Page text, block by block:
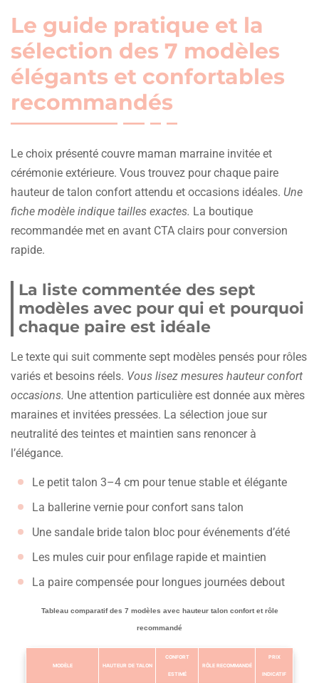
Le guide pratique et la
sélection des 7 modèles
élégants et confortables
recommandés
Le choix présenté couvre maman marraine invitée et
cérémonie extérieure. Vous trouvez pour chaque paire
hauteur de talon confort attendu et occasions idéales. Une
fiche modèle indique tailles exactes. La boutique
recommandée met en avant CTA clairs pour conversion
rapide.
La liste commentée des sept
modèles avec pour qui et pourquoi
chaque paire est idéale
Le texte qui suit commente sept modèles pensés pour rôles
variés et besoins réels. Vous lisez mesures hauteur confort
occasions. Une attention particulière est donnée aux mères
maraines et invitées pressées. La sélection joue sur
neutralité des teintes et maintien sans renoncer à
l’élégance.
Le petit talon 3–4 cm pour tenue stable et élégante
La ballerine vernie pour confort sans talon
Une sandale bride talon bloc pour événements d’été
Les mules cuir pour enfilage rapide et maintien
La paire compensée pour longues journées debout
Tableau comparatif des 7 modèles avec hauteur talon confort et rôle
recommandé
MODÈLE HAUTEUR DE TALON
CONFORT
ESTIMÉ
RÔLE RECOMMANDÉ
PRIX
INDICATIF